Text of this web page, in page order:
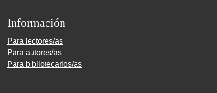
Información
Para lectores/as
Para autores/as
Para bibliotecarios/as